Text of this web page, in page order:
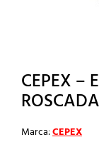
CEPEX –
Marca:CEPEX